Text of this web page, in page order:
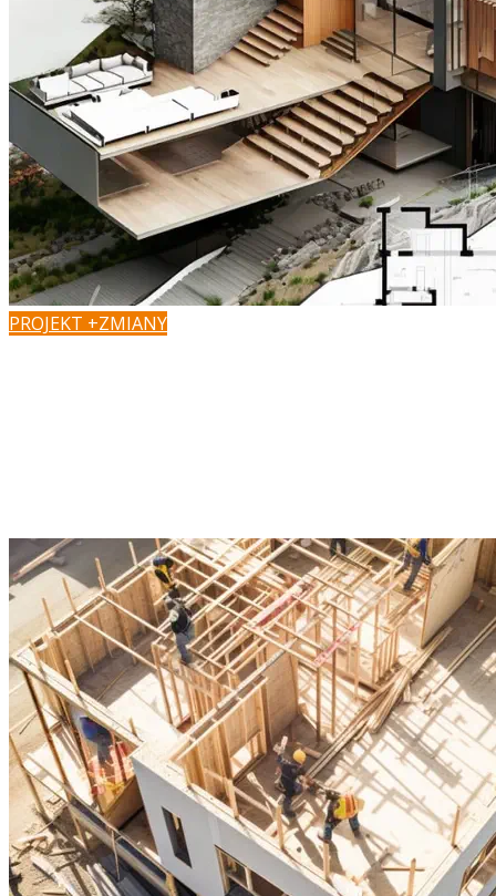
PROJEKT +ZMIANY